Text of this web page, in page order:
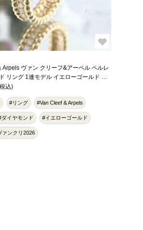
Arpels ヴァン クリーフ&アーペル ペルレ
リング 1連モデル イエローゴールド ダ
号 VCARP4E100
込)
#リング #Van Cleef & Arpels
ダイヤモンド #イエローゴールド
ァンクリ2026